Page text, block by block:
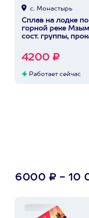
с. Монастырь
Сплав на лодке по
горной реке
сост. группы,
4200 ₽
Работает сейчас
6000 ₽ - 10